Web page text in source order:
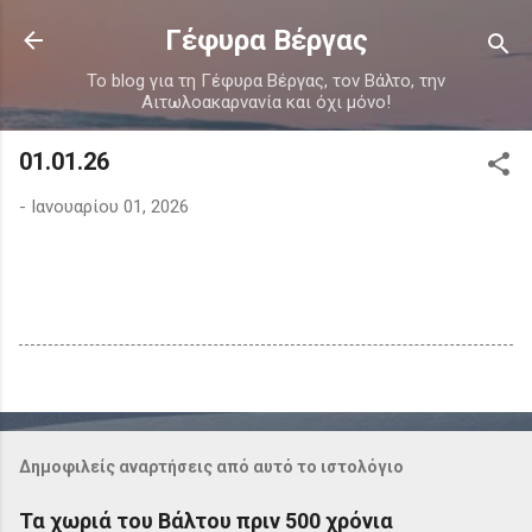
Μετάβαση στο κύριο περιεχόμενο
Γέφυρα Βέργας
Το blog για τη Γέφυρα Βέργας, τον Βάλτο, την
Αιτωλοακαρνανία και όχι μόνο!
01.01.26
- Ιανουαρίου 01, 2026
Δημοφιλείς αναρτήσεις από αυτό το ιστολόγιο
Τα χωριά του Βάλτου πριν 500 χρόνια